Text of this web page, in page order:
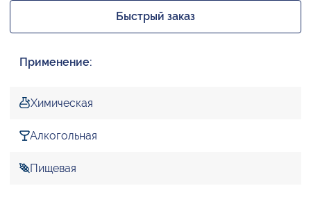
Быстрый заказ
Применение:
Химическая
Алкогольная
Пищевая